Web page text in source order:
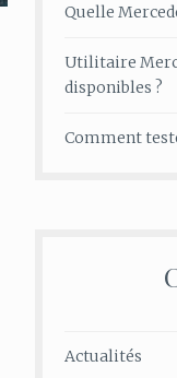
Quelle
Utilitaire
disponibles ?
Comment
Actualités